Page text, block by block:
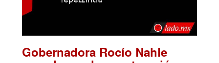
Gobernadora Rocío Nahle